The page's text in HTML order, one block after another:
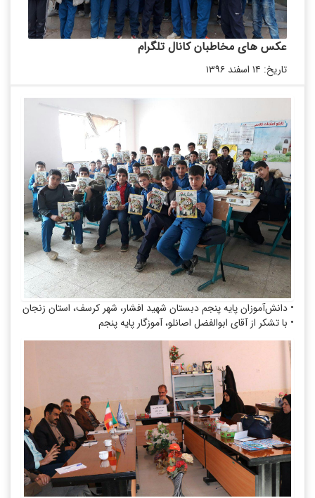
عکس‌ های مخاطبان کانال تلگرام
تاریخ: ۱۴ اسفند ۱۳۹۶
• دانش‌آموزان پایه پنجم دبستان شهید افشار، شهر کرسف، استان زنجان
• با تشکر از آقای ابوالفضل اصانلو، آموزگار پایه پنجم